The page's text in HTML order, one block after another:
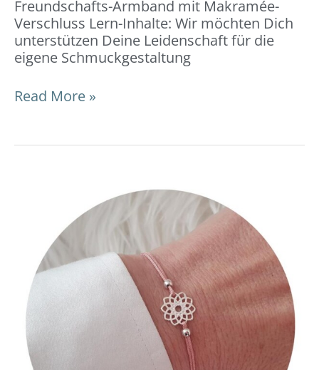
Freundschafts-Armband mit Makramée-
Verschluss Lern-Inhalte: Wir möchten Dich
unterstützen Deine Leidenschaft für die
eigene Schmuckgestaltung
Read More »
einem
Kugel-
Verschluss:
DIY-
Video-
Anleitung
und
Tipps